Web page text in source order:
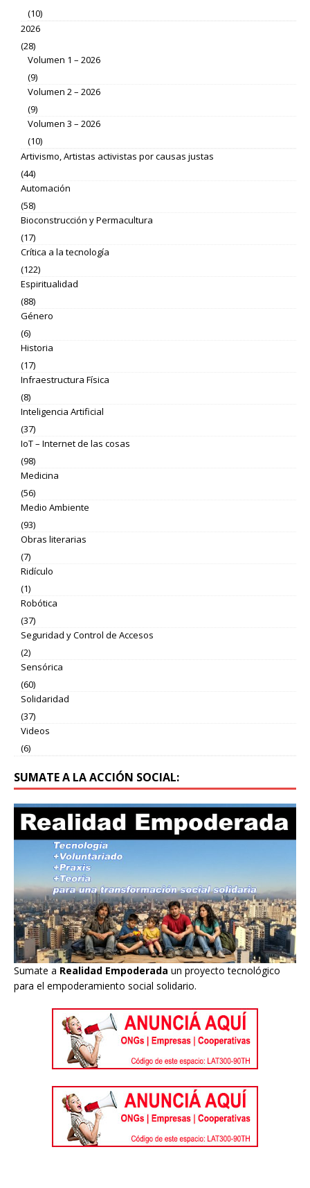
(10)
2026
(28)
Volumen 1 – 2026
(9)
Volumen 2 – 2026
(9)
Volumen 3 – 2026
(10)
Artivismo, Artistas activistas por causas justas
(44)
Automación
(58)
Bioconstrucción y Permacultura
(17)
Crítica a la tecnología
(122)
Espiritualidad
(88)
Género
(6)
Historia
(17)
Infraestructura Física
(8)
Inteligencia Artificial
(37)
IoT – Internet de las cosas
(98)
Medicina
(56)
Medio Ambiente
(93)
Obras literarias
(7)
Ridículo
(1)
Robótica
(37)
Seguridad y Control de Accesos
(2)
Sensórica
(60)
Solidaridad
(37)
Videos
(6)
SUMATE A LA ACCIÓN SOCIAL:
Sumate a Realidad Empoderada un proyecto tecnológico
para el empoderamiento social solidario.